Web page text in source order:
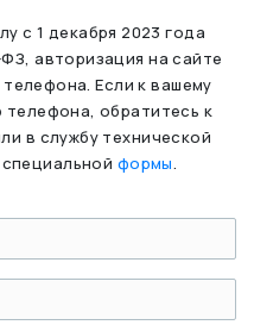
с 1 декабря 2023 года
авторизация на сайте
Если к вашему
обратитесь к
в службу технической
формы.